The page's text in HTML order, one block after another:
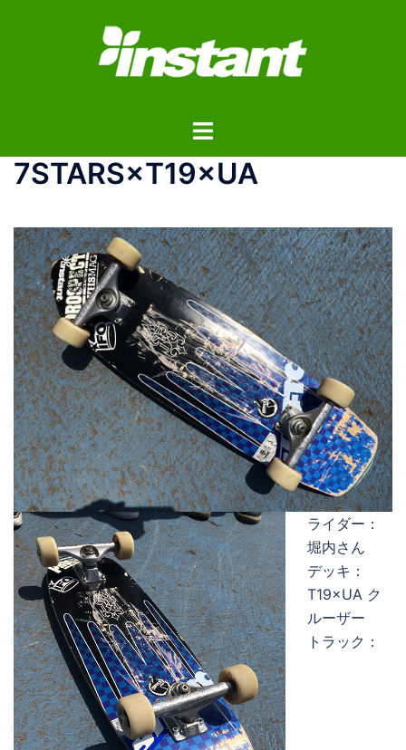
ス
ト
ル
ュ
ー
7STARS×T19×UA
ライダー：
堀内さん
デッキ：
T19×UA ク
ルーザー
トラック：